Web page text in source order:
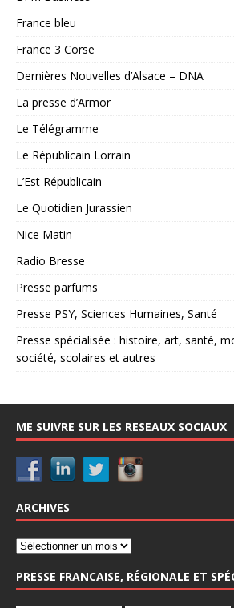
France bleu
France 3 Corse
Dernières Nouvelles d’Alsace – DNA
La presse d’Armor
Le Télégramme
Le Républicain Lorrain
L’Est Républicain
Le Quotidien Jurassien
Nice Matin
Radio Bresse
Presse parfums
Presse PSY, Sciences Humaines, Santé
Presse spécialisée : histoire, art, santé,
société, scolaires et autres
ME SUIVRE SUR LES RESEAUX SOCIAUX
ARCHIVES
PRESSE FRANCAISE, RÉGIONALE ET